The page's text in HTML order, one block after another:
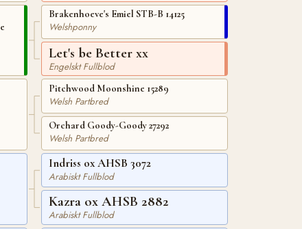
Brakenhoeve's Emiel STB-B 14125
Welshponny
Let's be Better xx
Engelskt Fullblod
Pitchwood Moonshine 15289
Welsh Partbred
Orchard Goody-Goody 27292
Welsh Partbred
Indriss ox AHSB 3072
Arabiskt Fullblod
Kazra ox AHSB 2882
Arabiskt Fullblod